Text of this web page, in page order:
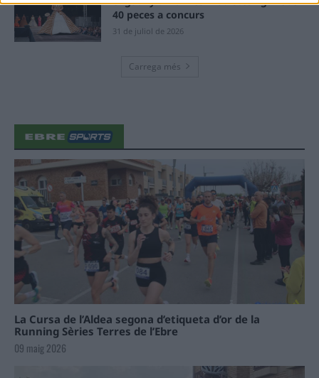
40 peces a concurs
31 de juliol de 2026
Carrega més
La Cursa de l’Aldea segona d’etiqueta d’or de la
Running Sèries Terres de l’Ebre
09 maig 2026